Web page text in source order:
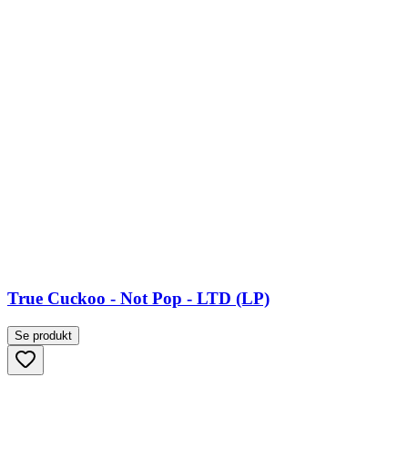
True Cuckoo - Not Pop - LTD (LP)
Se produkt